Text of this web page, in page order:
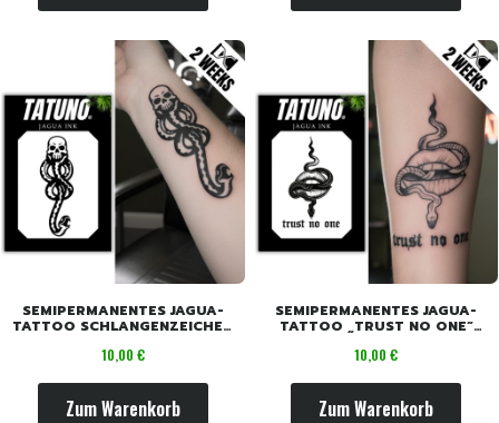
SEMIPERMANENTES JAGUA-
TATTOO SCHLANGENZEICHEN
Preis
10,00 €
Zum Warenkorb
SEMIPERMANENTES JAGUA-
TATTOO „TRUST NO ONE“
Preis
10,00 €
Zum Warenkorb